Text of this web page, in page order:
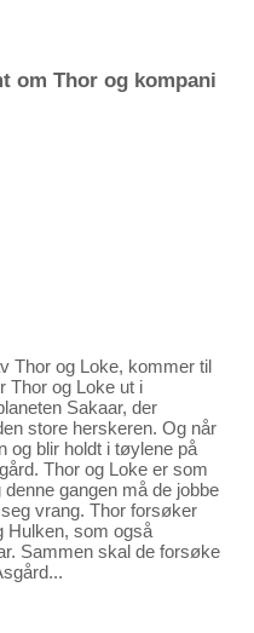
om Thor og kompani
Thor og Loke, kommer til
Thor og Loke ut i
Sakaar, der
store herskeren. Og når
og blir holdt i tøylene på
Thor og Loke er som
gangen må de jobbe
vrang. Thor forsøker
Hulken, som også
Sammen skal de forsøke